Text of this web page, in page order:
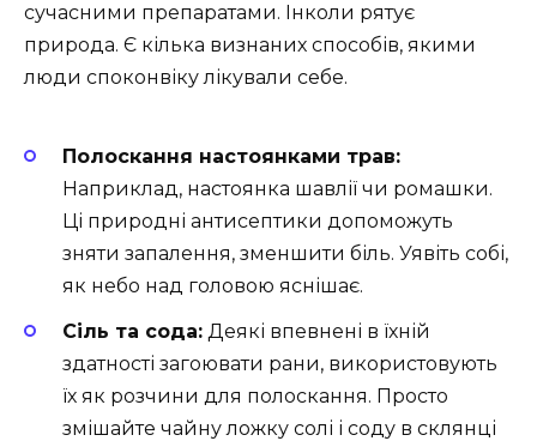
сучасними препаратами. Інколи рятує
природа. Є кілька визнаних способів, якими
люди споконвіку лікували себе.
Полоскання настоянками трав:
Наприклад, настоянка шавлії чи ромашки.
Ці природні антисептики допоможуть
зняти запалення, зменшити біль. Уявіть собі,
як небо над головою яснішає.
Сіль та сода: Деякі впевнені в їхній
здатності загоювати рани, використовують
їх як розчини для полоскання. Просто
змішайте чайну ложку солі і соду в склянці